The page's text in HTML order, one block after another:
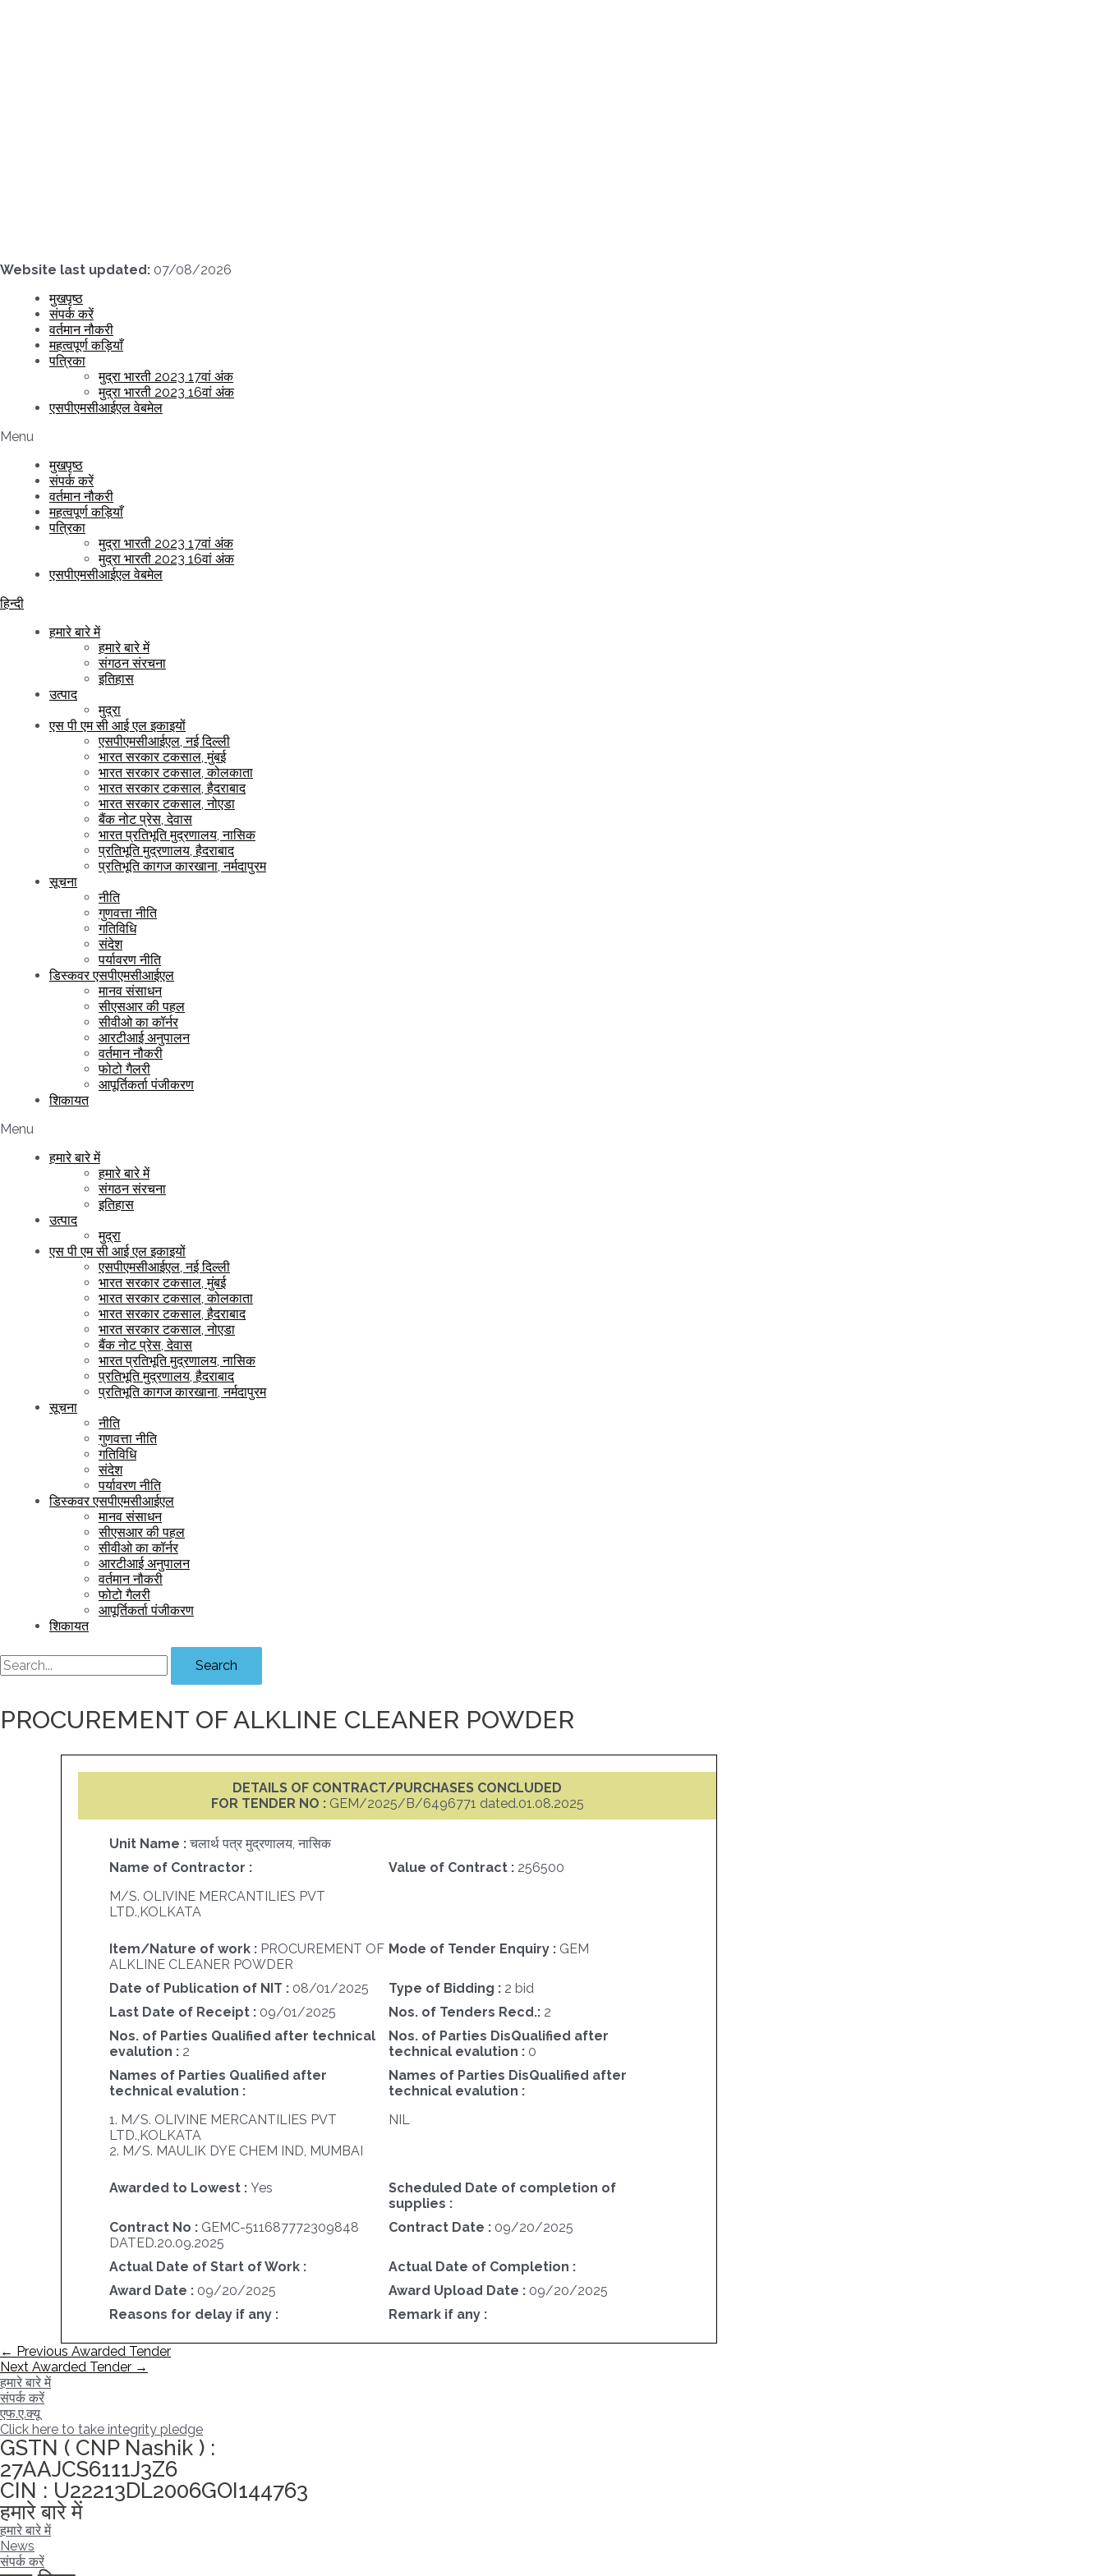
Website last updated: 07/08/2026
मुखपृष्ठ
संपर्क करें
वर्तमान नौकरी
महत्वपूर्ण कड़ियाँ
पत्रिका
मुद्रा भारती 2023 17वां अंक
मुद्रा भारती 2023 16वां अंक
एसपीएमसीआईएल वेबमेल
Menu
मुखपृष्ठ
संपर्क करें
वर्तमान नौकरी
महत्वपूर्ण कड़ियाँ
पत्रिका
मुद्रा भारती 2023 17वां अंक
मुद्रा भारती 2023 16वां अंक
एसपीएमसीआईएल वेबमेल
हिन्दी
हमारे बारे में
हमारे बारे में
संगठन संरचना
इतिहास
उत्पाद
मुद्रा
एस पी एम सी आई एल इकाइयों
एसपीएमसीआईएल, नई दिल्ली
भारत सरकार टकसाल, मुंबई
भारत सरकार टकसाल, कोलकाता
भारत सरकार टकसाल, हैदराबाद
भारत सरकार टकसाल, नोएडा
बैंक नोट प्रेस, देवास
भारत प्रतिभूति मुद्रणालय, नासिक
प्रतिभूति मुद्रणालय, हैदराबाद
प्रतिभूति कागज कारखाना, नर्मदापुरम
सूचना
नीति
गुणवत्ता नीति
गतिविधि
संदेश
पर्यावरण नीति
डिस्कवर एसपीएमसीआईएल
मानव संसाधन
सीएसआर की पहल
सीवीओ का कॉर्नर
आरटीआई अनुपालन
वर्तमान नौकरी
फोटो गैलरी
आपूर्तिकर्ता पंजीकरण
शिकायत
Menu
हमारे बारे में
हमारे बारे में
संगठन संरचना
इतिहास
उत्पाद
मुद्रा
एस पी एम सी आई एल इकाइयों
एसपीएमसीआईएल, नई दिल्ली
भारत सरकार टकसाल, मुंबई
भारत सरकार टकसाल, कोलकाता
भारत सरकार टकसाल, हैदराबाद
भारत सरकार टकसाल, नोएडा
बैंक नोट प्रेस, देवास
भारत प्रतिभूति मुद्रणालय, नासिक
प्रतिभूति मुद्रणालय, हैदराबाद
प्रतिभूति कागज कारखाना, नर्मदापुरम
सूचना
नीति
गुणवत्ता नीति
गतिविधि
संदेश
पर्यावरण नीति
डिस्कवर एसपीएमसीआईएल
मानव संसाधन
सीएसआर की पहल
सीवीओ का कॉर्नर
आरटीआई अनुपालन
वर्तमान नौकरी
फोटो गैलरी
आपूर्तिकर्ता पंजीकरण
शिकायत
Search
PROCUREMENT OF ALKLINE CLEANER POWDER
DETAILS OF CONTRACT/PURCHASES CONCLUDED
FOR TENDER NO : GEM/2025/B/6496771 dated.01.08.2025
Unit Name : चलार्थ पत्र मुद्रणालय, नासिक
Name of Contractor :
M/S. OLIVINE MERCANTILIES PVT
LTD.,KOLKATA
Value of Contract : 256500
Item/Nature of work : PROCUREMENT OF
ALKLINE CLEANER POWDER
Mode of Tender Enquiry : GEM
Date of Publication of NIT : 08/01/2025 Type of Bidding : 2 bid
Last Date of Receipt : 09/01/2025 Nos. of Tenders Recd.: 2
Nos. of Parties Qualified after technical
evalution : 2
Nos. of Parties DisQualified after
technical evalution : 0
Names of Parties Qualified after
technical evalution :
1. M/S. OLIVINE MERCANTILIES PVT
LTD.,KOLKATA
2. M/S. MAULIK DYE CHEM IND, MUMBAI
Names of Parties DisQualified after
technical evalution :
NIL
Awarded to Lowest : Yes
Scheduled Date of completion of
supplies :
Contract No : GEMC-511687772309848
DATED.20.09.2025
Contract Date : 09/20/2025
Actual Date of Start of Work :
Actual Date of Completion :
Award Date : 09/20/2025 Award Upload Date : 09/20/2025
Reasons for delay if any :
Remark if any :
पोस्ट
नेविगेशन
← Previous Awarded Tender
Next Awarded Tender →
हमारे बारे में
संपर्क करें
एफ.ए.क्यू
Click here to take integrity pledge
GSTN ( CNP Nashik ) :
27AAJCS6111J3Z6
CIN : U22213DL2006GOI144763
हमारे बारे में
हमारे बारे में
News
संपर्क करें